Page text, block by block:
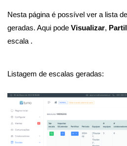
Nesta página é possível ver a lista
geradas. Aqui pode Visualizar,
escala .
Listagem de escalas geradas: